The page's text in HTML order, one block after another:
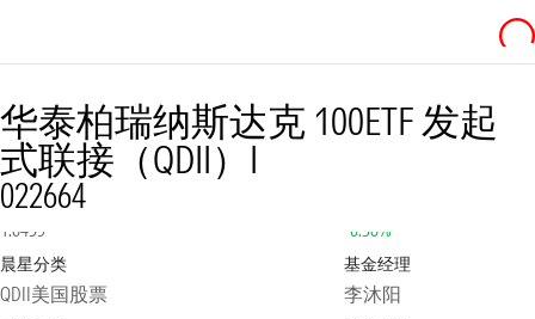
华泰柏瑞纳斯达克 100ETF 发起
式联接（QDII）I
022664
净值2026-08-06
1.6435 -0.36%
晨星分类
QDII美国股票
基金经理
李沐阳